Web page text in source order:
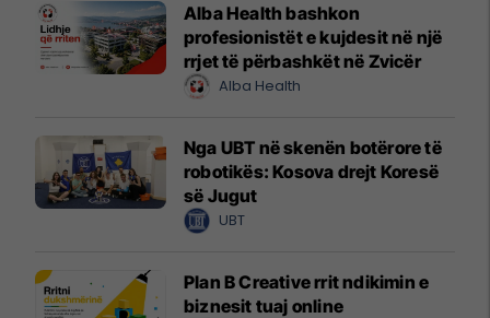
Alba Health bashkon
profesionistët e kujdesit në një
rrjet të përbashkët në Zvicër
Alba Health
Nga UBT në skenën botërore të
robotikës: Kosova drejt Koresë
së Jugut
UBT
Plan B Creative rrit ndikimin e
biznesit tuaj online